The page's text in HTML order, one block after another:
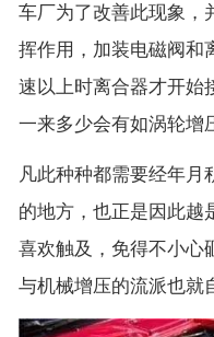
车厂为了改善此现象，
挥作用，加装电磁阀和
速以上时离合器才开始
一来多少会有如涡轮增
凡此种种都需要经年月
的地方，也正是因此越
喜欢触及，免得不小心
与机械增压的流派也就